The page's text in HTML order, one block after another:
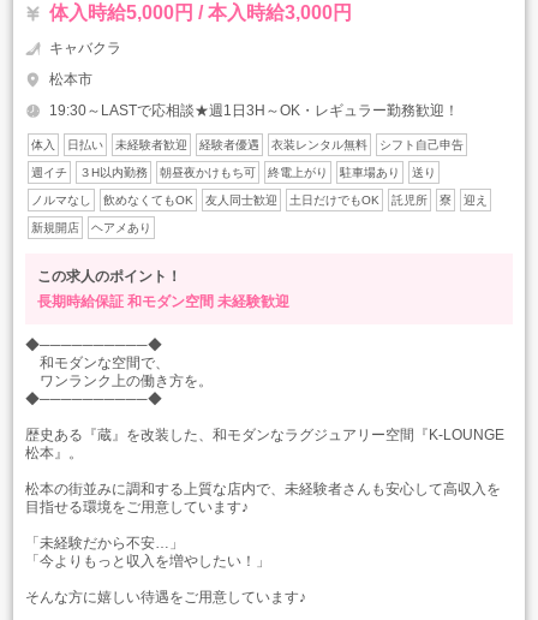
体入時給5,000円 / 本入時給3,000円
キャバクラ
松本市
19:30～LASTで応相談★週1日3H～OK・レギュラー勤務歓迎！
体入 日払い 未経験者歓迎 経験者優遇 衣装レンタル無料 シフト自己申告
週イチ ３H以内勤務 朝昼夜かけもち可 終電上がり 駐車場あり 送り
ノルマなし 飲めなくてもOK 友人同士歓迎 土日だけでもOK 託児所 寮 迎え
新規開店 ヘアメあり
この求人のポイント！
長期時給保証 和モダン空間 未経験歓迎
◆──────────◆
和モダンな空間で、
ワンランク上の働き方を。
◆──────────◆
歴史ある『蔵』を改装した、和モダンなラグジュアリー空間『K-LOUNGE
松本』。
松本の街並みに調和する上質な店内で、未経験者さんも安心して高収入を
目指せる環境をご用意しています♪
「未経験だから不安…」
「今よりもっと収入を増やしたい！」
そんな方に嬉しい待遇をご用意しています♪